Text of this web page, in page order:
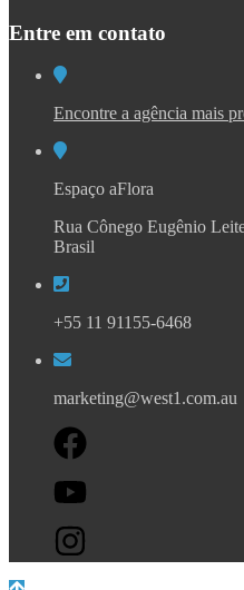
Entre em contato
Encontre a agência mais
Espaço aFlora
Rua Cônego Eugênio
Brasil
+55 11 91155-6468
marketing@west1.com.au